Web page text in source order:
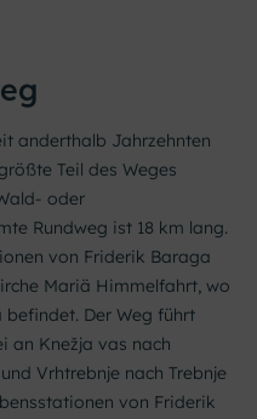
anderthalb Jahrzehnten
Teil des Weges
oder
Rundweg ist 18 km lang.
von Friderik Baraga
Mariä Himmelfahrt, wo
Der Weg führt
an Knežja vas nach
Vrhtrebnje nach Trebnje
von Friderik